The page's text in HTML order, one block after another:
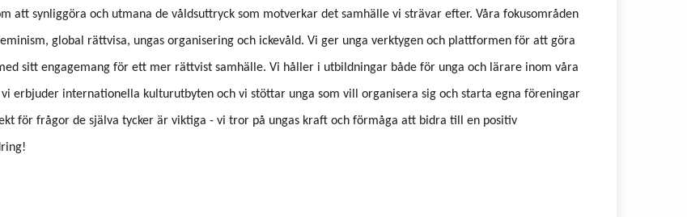
att synliggöra och utmana de våldsuttryck som motverkar det samhälle vi strävar efter. Våra fokusområden
global rättvisa, ungas organisering och ickevåld. Vi ger unga verktygen och plattformen för att göra
sitt engagemang för ett mer rättvist samhälle. Vi håller i utbildningar både för unga och lärare inom våra
erbjuder internationella kulturutbyten och vi stöttar unga som vill organisera sig och starta egna föreningar
för frågor de själva tycker är viktiga - vi tror på ungas kraft och förmåga att bidra till en positiv